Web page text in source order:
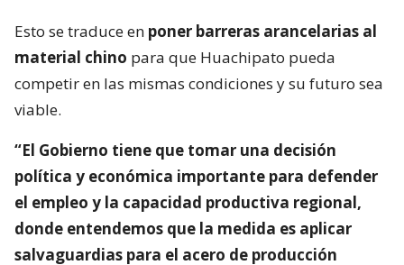
Esto se traduce en poner barreras arancelarias al
material chino para que Huachipato pueda
competir en las mismas condiciones y su futuro sea
viable.
“El Gobierno tiene que tomar una decisión
política y económica importante para defender
el empleo y la capacidad productiva regional,
donde entendemos que la medida es aplicar
salvaguardias para el acero de producción